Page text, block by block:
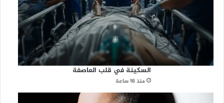
السكينة في قلب العاصفة
منذ 16 ساعة